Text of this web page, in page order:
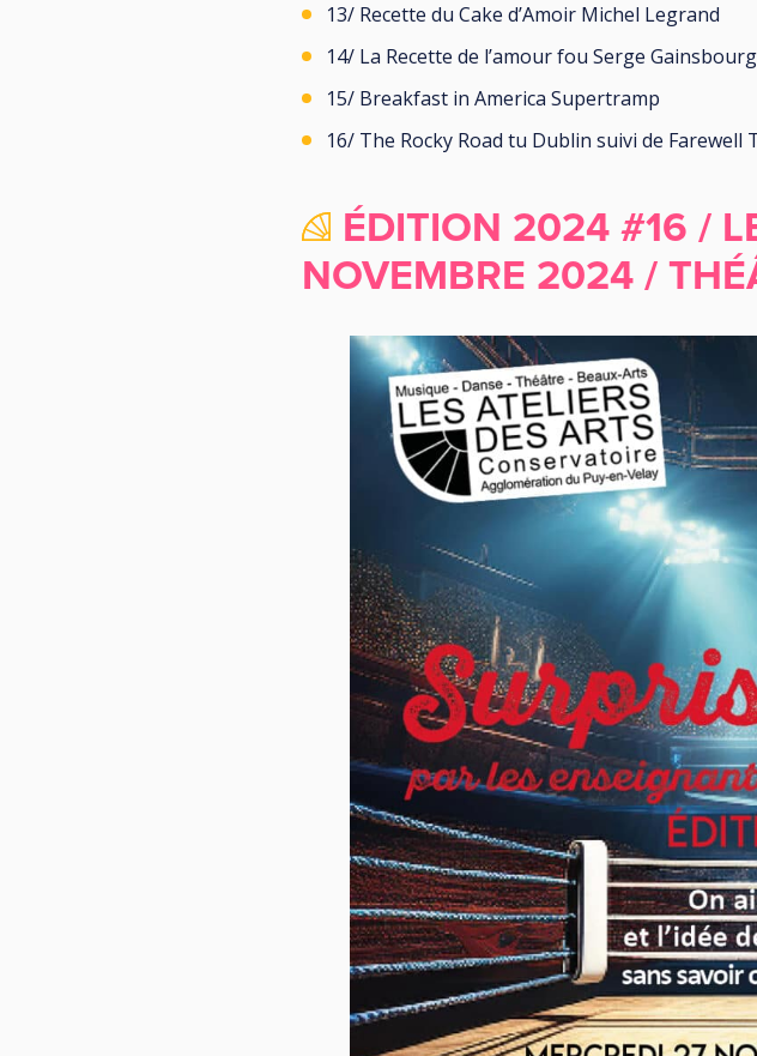
13/ Recette du Cake d’Amoir Michel Legrand
14/ La Recette de l’amour fou Serge Gainsbourg
15/ Breakfast in America Supertramp
16/ The Rocky Road tu Dublin suivi de
ÉDITION 2024 #16 /
NOVEMBRE 2024 /